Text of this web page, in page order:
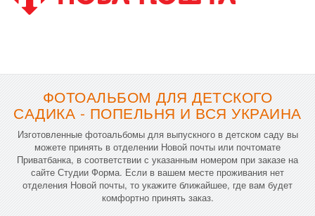
ФОТОАЛЬБОМ ДЛЯ ДЕТСКОГО
САДИКА - ПОПЕЛЬНЯ И ВСЯ УКРАИНА
Изготовленные фотоальбомы для выпускного в детском саду вы
можете принять в отделении Новой почты или почтомате
Приватбанка, в соответствии с указанным номером при заказе на
сайте Студии Форма. Если в вашем месте проживания нет
отделения Новой почты, то укажите ближайшее, где вам будет
комфортно принять заказ.